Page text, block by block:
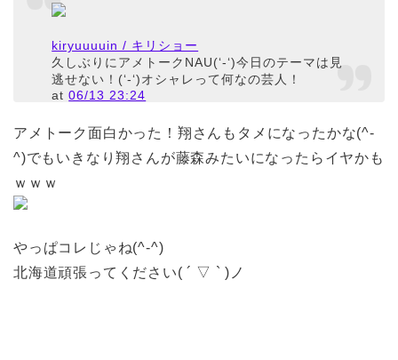
kiryuuuuin / キリショー
久しぶりにアメトークNAU(‘-‘)今日のテーマは見
逃せない！(‘-‘)オシャレって何なの芸人！
at06/13 23:24
アメトーク面白かった！翔さんもタメになったかな(^-
^)でもいきなり翔さんが藤森みたいになったらイヤかも
ｗｗｗ
やっぱコレじゃね(^-^)
北海道頑張ってください( ´ ▽ ` )ノ